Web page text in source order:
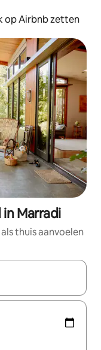
op Airbnb zetten
Marradi
thuis aanvoelen
maak je een keuze